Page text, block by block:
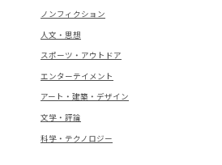
ノンフィクション
人文・思想
スポーツ・アウトドア
エンターテイメント
アート・建築・デザイン
文学・評論
科学・テクノロジー